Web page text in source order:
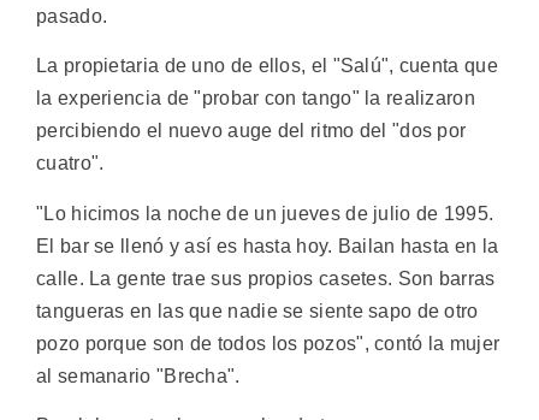
pasado.
La propietaria de uno de ellos, el "Salú", cuenta que
la experiencia de "probar con tango" la realizaron
percibiendo el nuevo auge del ritmo del "dos por
cuatro".
"Lo hicimos la noche de un jueves de julio de 1995.
El bar se llenó y así es hasta hoy. Bailan hasta en la
calle. La gente trae sus propios casetes. Son barras
tangueras en las que nadie se siente sapo de otro
pozo porque son de todos los pozos", contó la mujer
al semanario "Brecha".